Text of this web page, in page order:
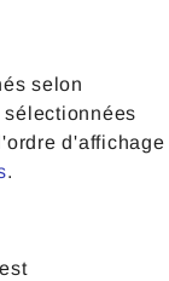
selon
d'affichage
.